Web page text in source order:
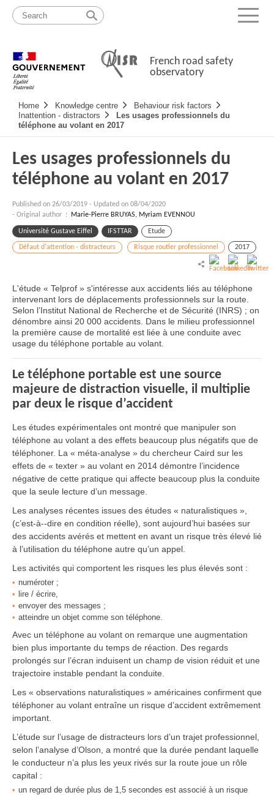
content
map
Menu
French road safety
observatory
Navigation
principale
Home Knowledge centre
Behaviour risk factors
Inattention - distractors
Les usages professionnels du
téléphone au volant en 2017
Les usages professionnels du
téléphone au volant en 2017
Published on 26/03/2019 - Updated on 08/04/2020
- Original author :
Marie-Pierre BRUYAS, Myriam EVENNOU
Université Gustave Eiffel IFSTTAR Etude
Défaut d'attention - distracteurs Risque routier professionnel 2017
L'étude « Telprof » s'intéresse aux accidents liés au téléphone
intervenant lors de déplacements professionnels sur la route.
Selon l’Institut National de Recherche et de Sécurité (INRS) ; on
dénombre ainsi 20 000 accidents. Dans le milieu professionnel
la première cause de mortalité est liée à une conduite avec
usage du téléphone portable au volant.
Le téléphone portable est une source
majeure de distraction visuelle, il multiplie
par deux le risque d’accident
Les études expérimentales ont montré que manipuler son
téléphone au volant a des effets beaucoup plus négatifs que de
téléphoner. La « méta-analyse » du chercheur Caird sur les
effets de « texter » au volant en 2014 démontre l’incidence
négative de cette pratique qui affecte beaucoup plus la conduite
que la seule lecture d’un message.
Les analyses récentes issues des études « naturalistiques »,
(c’est-à--dire en condition réelle), sont aujourd’hui basées sur
des accidents avérés et mettent en avant un risque très élevé lié
à l’utilisation du téléphone autre qu’un appel.
Les activités qui comportent les risques les plus élevés sont :
numéroter ;
lire / écrire,
envoyer des messages ;
atteindre un objet comme son téléphone.
Avec un téléphone au volant on remarque une augmentation
bien plus importante du temps de réaction. Des regards
prolongés sur l’écran induisent un champ de vision réduit et une
trajectoire instable pendant la conduite.
Les « observations naturalistiques » américaines confirment que
téléphoner au volant entraîne un risque d’accident extrêmement
important.
L’étude sur l’usage de distracteurs lors d’un trajet professionnel,
selon l’analyse d’Olson, a montré que la durée pendant laquelle
le conducteur n’a plus les yeux rivés sur la route joue un rôle
capital :
un regard de durée plus de 1,5 secondes est associé à un risque